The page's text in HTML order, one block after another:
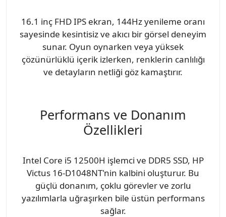
16.1 inç FHD IPS ekran, 144Hz yenileme oranı
sayesinde kesintisiz ve akıcı bir görsel deneyim
sunar. Oyun oynarken veya yüksek
çözünürlüklü içerik izlerken, renklerin canlılığı
ve detayların netliği göz kamaştırır.
Performans ve Donanım
Özellikleri
Intel Core i5 12500H işlemci ve DDR5 SSD, HP
Victus 16-D1048NT'nin kalbini oluşturur. Bu
güçlü donanım, çoklu görevler ve zorlu
yazılımlarla uğraşırken bile üstün performans
sağlar.